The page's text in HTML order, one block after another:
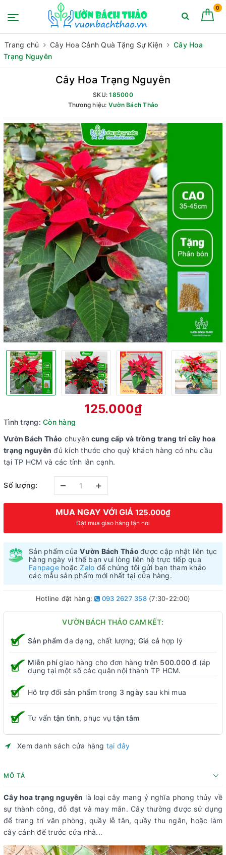
0
Trang chủ Cây Hoa Cảnh Quà Tặng Sự Kiện
Cây Hoa
Trạng Nguyên
Cây Hoa Trạng Nguyên
SKU:185000
Thương hiệu: Vườn Bách Thảo
125.000₫
Tình trạng: Còn hàng
Vườn Bách Thảo chuyên cung cấp và trồng trang trí cây hoa
trạng nguyên đủ kích thước cho quý khách hàng có nhu cầu
tại TP HCM và các tỉnh lân cạnh.
Số lượng: – +
MUA NGAY VỚI GIÁ 125.000₫
Đặt mua giao hàng tận nơi
Sản phẩm củaVườn Bách Thảo được cập nhật liên tục
hàng ngày vì thế bạn vui lòng liên hệ trực tiếp qua
FanpagehoặcZalo để chúng tôi gửi bạn tham khảo
các mẫu sản phẩm mới nhất tại cửa hàng.
Hotline đặt hàng: 093 2627 358(7:30-22:00)
VƯỜN BÁCH THẢO CAM KẾT:
Sản phẩm đa dạng, chất lượng; Giá cả hợp lý
Miễn phígiao hàng cho đơn hàng trên 500.000 đ (áp
dụng tại một số các quận nội thành TP HCM.
Hỗ trợ đổi sản phẩm trong 3 ngày sau khi mua
Tư vấn tận tình, phục vụtận tâm
Xem danh sách cửa hàng tại đây
MÔ TẢ
Cây hoa trạng nguyên là loại cây mang ý nghĩa phong thủy về
sự thành công, đỗ đạt và may mắn. Cây thường được sử dụng
để trang trí văn phòng, quầy lễ tân, quầy thu ngân, hoặc làm
cây cảnh để trước cửa nhà...